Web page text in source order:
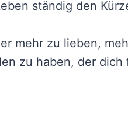
ständig den
mehr zu lieben,
zu haben, der